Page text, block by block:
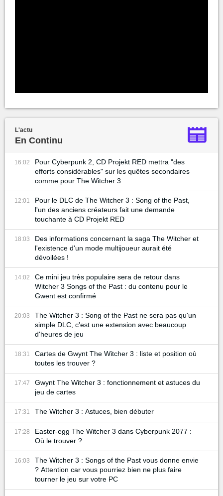
L'actu
En Continu
16:02
Pour Cyberpunk 2, CD Projekt RED mettra "des
efforts considérables" sur les quêtes secondaires
comme pour The Witcher 3
12:01
Pour le DLC de The Witcher 3 : Song of the Past,
l'un des anciens créateurs fait une demande
touchante à CD Projekt RED
18:03
Des informations concernant la saga The Witcher et
l'existence d'un mode multijoueur aurait été
dévoilées !
14:02
Ce mini jeu très populaire sera de retour dans
Witcher 3 Songs of the Past : du contenu pour le
Gwent est confirmé
20:03
The Witcher 3 : Song of the Past ne sera pas qu'un
simple DLC, c'est une extension avec beaucoup
d'heures de jeu
18:31
Cartes de Gwynt The Witcher 3 : liste et position où
toutes les trouver ?
17:47
Gwynt The Witcher 3 : fonctionnement et astuces du
jeu de cartes
17:31 The Witcher 3 : Astuces, bien débuter
17:28
Easter-egg The Witcher 3 dans Cyberpunk 2077 :
Où le trouver ?
16:03
The Witcher 3 : Songs of the Past vous donne envie
? Attention car vous pourriez bien ne plus faire
tourner le jeu sur votre PC